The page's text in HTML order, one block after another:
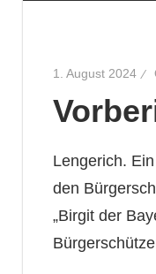
1. August 2024
Lengerich.
den
„Birgit der